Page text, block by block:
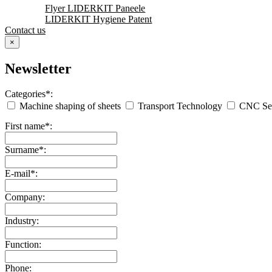
Flyer LIDERKIT Paneele
LIDERKIT Hygiene Patent
Contact us
×
Newsletter
Categories*:
Machine shaping of sheets
Transport Technology
CNC
First name*:
Surname*:
E-mail*:
Company:
Industry:
Function:
Phone: